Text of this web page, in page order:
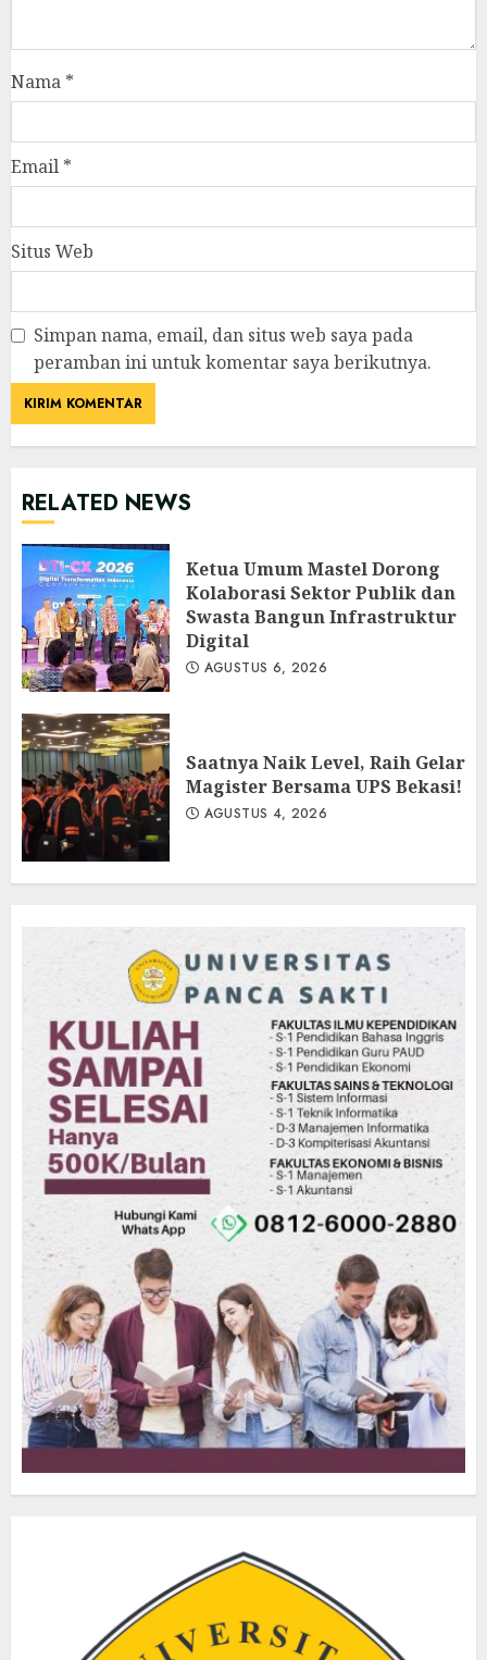
Nama *
Email *
Situs Web
Simpan nama, email, dan situs web saya pada
peramban ini untuk komentar saya berikutnya.
RELATED NEWS
Ketua Umum Mastel Dorong
Kolaborasi Sektor Publik dan
Swasta Bangun Infrastruktur
Digital
AGUSTUS 6, 2026
Saatnya Naik Level, Raih Gelar
Magister Bersama UPS Bekasi!
AGUSTUS 4, 2026